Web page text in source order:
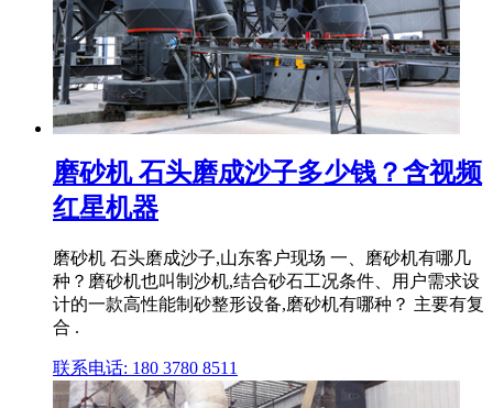
磨砂机 石头磨成沙子多少钱？含视频
红星机器
磨砂机 石头磨成沙子,山东客户现场 一、磨砂机有哪几
种？磨砂机也叫制沙机,结合砂石工况条件、用户需求设
计的一款高性能制砂整形设备,磨砂机有哪种？ 主要有复
合 .
联系电话: 180 3780 8511